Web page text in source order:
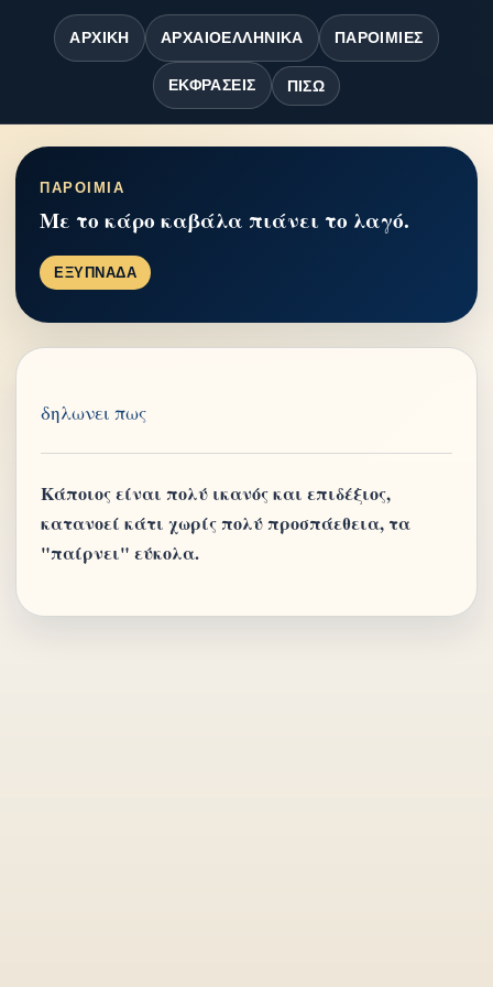
ΑΡΧΙΚΉ ΑΡΧΑΙΟΕΛΛΗΝΙΚΆ ΠΑΡΟΙΜΊΕΣ
ΕΚΦΡΆΣΕΙΣ ΠΊΣΩ
ΠΑΡΟΙΜΙΑ
Με το κάρο καβάλα πιάνει το λαγό.
ΕΞΥΠΝΑΔΑ
δηλωνει πως
Κάποιος είναι πολύ ικανός και επιδέξιος,
κατανοεί κάτι χωρίς πολύ προσπάεθεια, τα
"παίρνει" εύκολα.